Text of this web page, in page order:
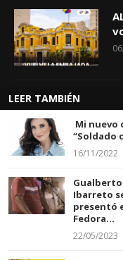
LEER TAMBIÉN
Mi nuevo
“Soldado
16/11/2022
Gualberto
Ibarreto
presentó
Fedora...
22/05/2023